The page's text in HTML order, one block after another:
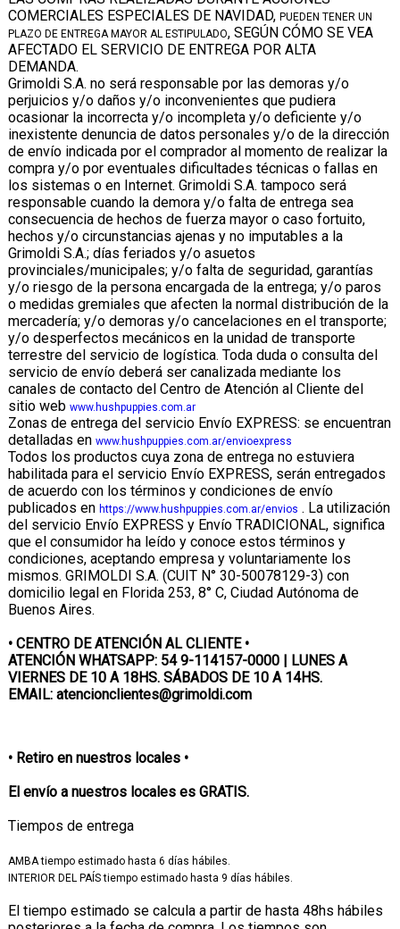
COMERCIALES ESPECIALES DE NAVIDAD, PUEDEN TENER UN
PLAZO DE ENTREGA MAYOR AL ESTIPULADO, SEGÚN CÓMO SE VEA
AFECTADO EL SERVICIO DE ENTREGA POR ALTA
DEMANDA.
Grimoldi S.A. no será responsable por las demoras y/o
perjuicios y/o daños y/o inconvenientes que pudiera
ocasionar la incorrecta y/o incompleta y/o deficiente y/o
inexistente denuncia de datos personales y/o de la dirección
de envío indicada por el comprador al momento de realizar la
compra y/o por eventuales dificultades técnicas o fallas en
los sistemas o en Internet. Grimoldi S.A. tampoco será
responsable cuando la demora y/o falta de entrega sea
consecuencia de hechos de fuerza mayor o caso fortuito,
hechos y/o circunstancias ajenas y no imputables a la
Grimoldi S.A.; días feriados y/o asuetos
provinciales/municipales; y/o falta de seguridad, garantías
y/o riesgo de la persona encargada de la entrega; y/o paros
o medidas gremiales que afecten la normal distribución de la
mercadería; y/o demoras y/o cancelaciones en el transporte;
y/o desperfectos mecánicos en la unidad de transporte
terrestre del servicio de logística. Toda duda o consulta del
servicio de envío deberá ser canalizada mediante los
canales de contacto del Centro de Atención al Cliente del
sitio web www.hushpuppies.com.ar
Zonas de entrega del servicio Envío EXPRESS: se encuentran
detalladas en www.hushpuppies.com.ar/envioexpress
Todos los productos cuya zona de entrega no estuviera
habilitada para el servicio Envío EXPRESS, serán entregados
de acuerdo con los términos y condiciones de envío
publicados en https://www.hushpuppies.com.ar/envios . La utilización
del servicio Envío EXPRESS y Envío TRADICIONAL, significa
que el consumidor ha leído y conoce estos términos y
condiciones, aceptando empresa y voluntariamente los
mismos. GRIMOLDI S.A. (CUIT N° 30-50078129-3) con
domicilio legal en Florida 253, 8° C, Ciudad Autónoma de
Buenos Aires.
• CENTRO DE ATENCIÓN AL CLIENTE •
ATENCIÓN WHATSAPP: 54 9-114157-0000 | LUNES A
VIERNES DE 10 A 18HS. SÁBADOS DE 10 A 14HS.
EMAIL: atencionclientes@grimoldi.com
• Retiro en nuestros locales •
El envío a nuestros locales es GRATIS.
Tiempos de entrega
AMBA tiempo estimado hasta 6 días hábiles.
INTERIOR DEL PAÍS tiempo estimado hasta 9 días hábiles.
El tiempo estimado se calcula a partir de hasta 48hs hábiles